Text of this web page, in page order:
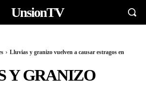
UnsionTV
Lluvias y granizo vuelven a causar estragos en
Y GRANIZO